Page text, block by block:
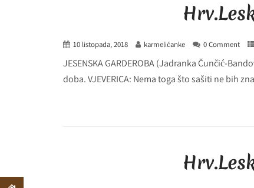
10 listopada, 2018 karmelićanke 0 Comment
JESENSKA GARDEROBA (Jadranka Čunčić-
doba. VJEVERICA: Nema toga što sašiti ne bih